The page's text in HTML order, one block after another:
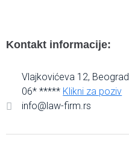
Kontakt informacije:
Vlajkovićeva 12, Beograd
06* ***** Klikni za poziv
info@law-firm.rs